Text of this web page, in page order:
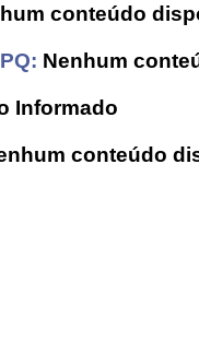
conteúdo
Nenhum
Informado
conteúdo